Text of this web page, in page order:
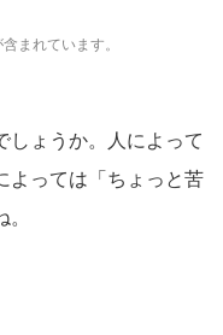
まれています。
しょうか。人によって
よっては「ちょっと苦